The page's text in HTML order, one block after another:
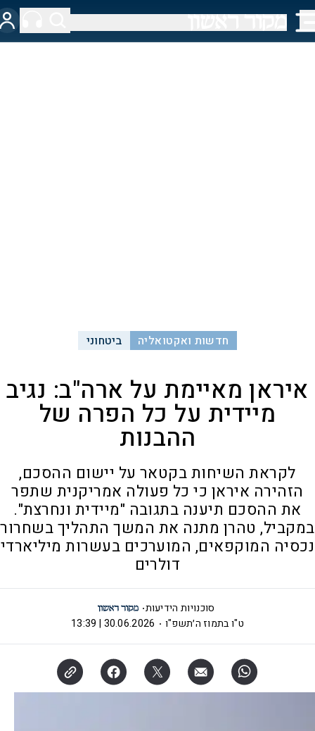
חדשות ואקטואליה ביטחוני
איראן מאיימת על ארה"ב: נגיב
מיידית על כל הפרה של
ההבנות
לקראת השיחות בקטאר על יישום ההסכם,
הזהירה איראן כי כל פעולה אמריקנית שתפר
את ההסכם תיענה בתגובה "מיידית ונחרצת".
במקביל, טהרן מתנה את המשך התהליך בשחרור
נכסיה המוקפאים, המוערכים בעשרות מיליארדי
דולרים
סוכנויות הידיעות
ט"ו בתמוז ה׳תשפ"ו
30.06.2026 | 13:39